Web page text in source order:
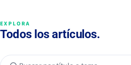
EXPLORA
Todos los artículos.